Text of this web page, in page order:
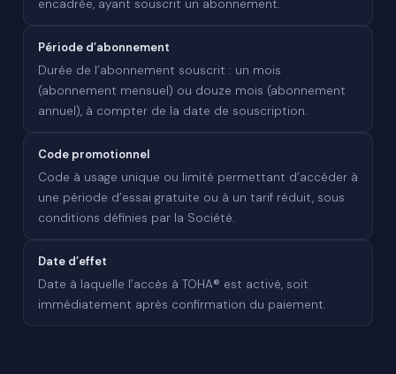
encadrée, ayant souscrit un abonnement.
Période d’abonnement
Durée de l’abonnement souscrit : un mois
(abonnement mensuel) ou douze mois (abonnement
annuel), à compter de la date de souscription.
Code promotionnel
Code à usage unique ou limité permettant d’accéder à
une période d’essai gratuite ou à un tarif réduit, sous
conditions définies par la Société.
Date d’effet
Date à laquelle l’accès à TOHA® est activé, soit
immédiatement après confirmation du paiement.